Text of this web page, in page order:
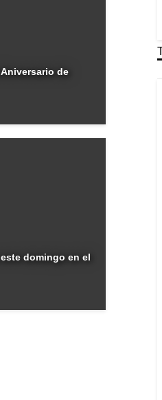
de
domingo en el